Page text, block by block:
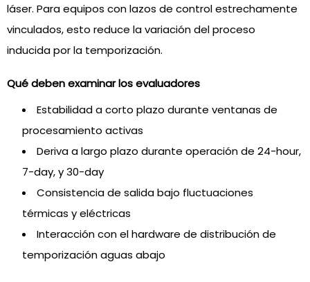
láser. Para equipos con lazos de control estrechamente
vinculados, esto reduce la variación del proceso
inducida por la temporización.
Qué deben examinar los evaluadores
Estabilidad a corto plazo durante ventanas de
procesamiento activas
Deriva a largo plazo durante operación de 24-hour,
7-day, y 30-day
Consistencia de salida bajo fluctuaciones
térmicas y eléctricas
Interacción con el hardware de distribución de
temporización aguas abajo